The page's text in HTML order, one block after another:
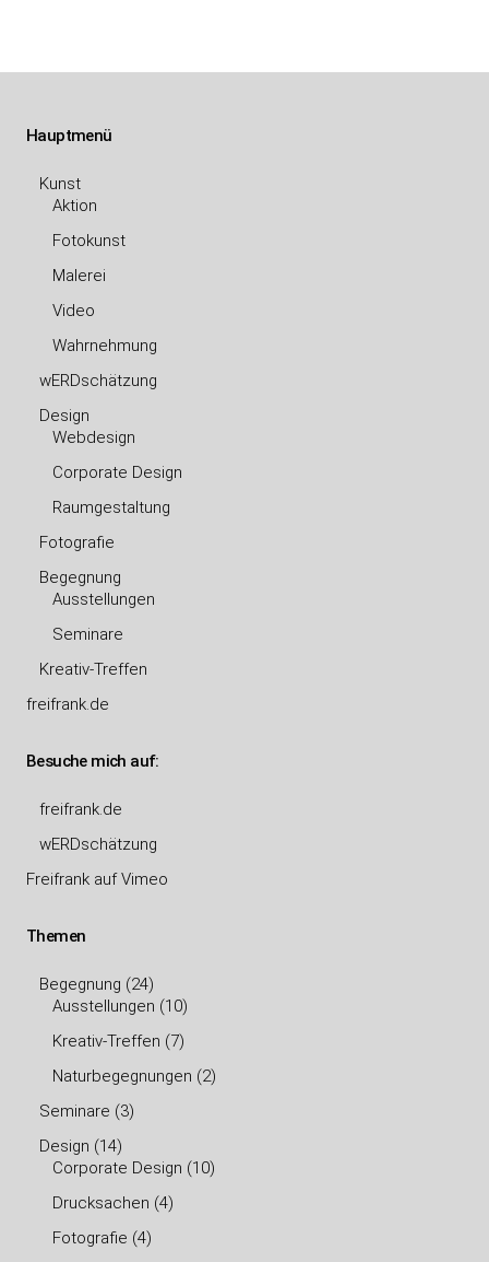
Hauptmenü
Kunst
Aktion
Fotokunst
Malerei
Video
Wahrnehmung
wERDschätzung
Design
Webdesign
Corporate Design
Raumgestaltung
Fotografie
Begegnung
Ausstellungen
Seminare
Kreativ-Treffen
freifrank.de
Besuche mich auf:
freifrank.de
wERDschätzung
Freifrank auf Vimeo
Themen
Begegnung (24)
Ausstellungen (10)
Kreativ-Treffen (7)
Naturbegegnungen (2)
Seminare (3)
Design (14)
Corporate Design (10)
Drucksachen (4)
Fotografie (4)